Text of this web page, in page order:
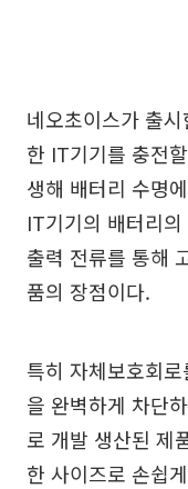
네오초이스가 출
한 IT기기를 충전
생해 배터리 수명
IT기기의 배터리
출력 전류를 통해
품의 장점이다.
특히 자체보호회
을 완벽하게 차단
로 개발 생산된 제
한 사이즈로 손쉽